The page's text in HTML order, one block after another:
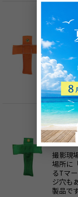
カメラ
2,900
( 税込
撮影現
場所に
るTマ
ジ穴も
製品で
カメラ
2,900
(税込:
撮影現
場所に
るTマ
ジ穴も
製品で